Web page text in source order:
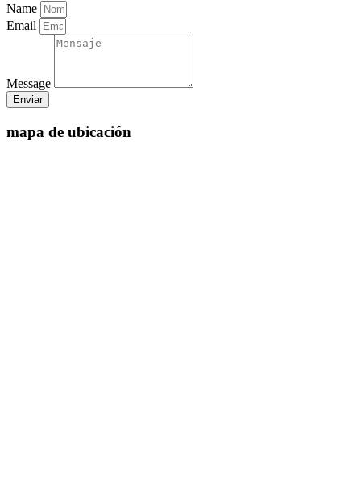
Name
Email
Message
Enviar
mapa de ubicación